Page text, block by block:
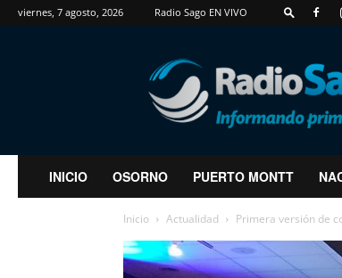
viernes, 7 agosto, 2026 Radio Sago EN VIVO
RadioSago
INICIO OSORNO PUERTO MONTT
Inicio Actualidad Primera versión de